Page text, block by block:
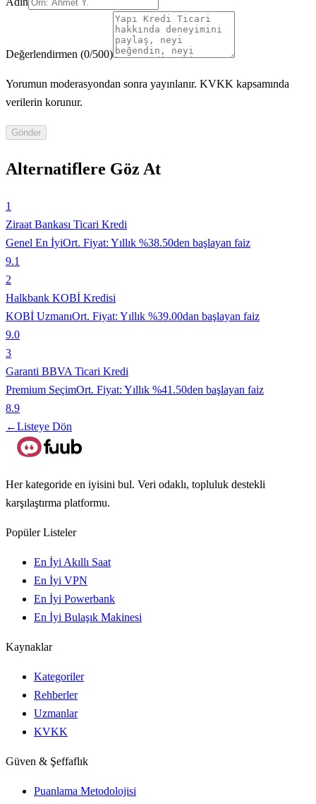
Değerlendirmen (0/500)
Yorumun moderasyondan sonra yayınlanır. KVKK kapsamında
verilerin korunur.
Gönder
Alternatiflere Göz At
1
Ziraat Bankası Ticari Kredi
Genel En İyiOrt. Fiyat: Yıllık %38.50den başlayan faiz
9.1
2
Halkbank KOBİ Kredisi
KOBİ UzmanıOrt. Fiyat: Yıllık %39.00dan başlayan faiz
9.0
3
Garanti BBVA Ticari Kredi
Premium SeçimOrt. Fiyat: Yıllık %41.50den başlayan faiz
8.9
←Listeye Dön
Her kategoride en iyisini bul. Veri odaklı, topluluk destekli
karşılaştırma platformu.
Popüler Listeler
En İyi Akıllı Saat
En İyi VPN
En İyi Powerbank
En İyi Bulaşık Makinesi
Kaynaklar
Kategoriler
Rehberler
Uzmanlar
KVKK
Güven & Şeffaflık
Puanlama Metodolojisi